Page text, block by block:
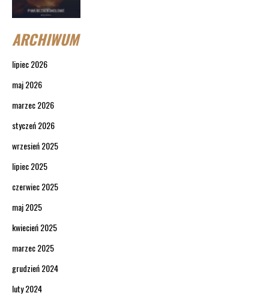
ARCHIWUM
lipiec 2026
maj 2026
marzec 2026
styczeń 2026
wrzesień 2025
lipiec 2025
czerwiec 2025
maj 2025
kwiecień 2025
marzec 2025
grudzień 2024
luty 2024